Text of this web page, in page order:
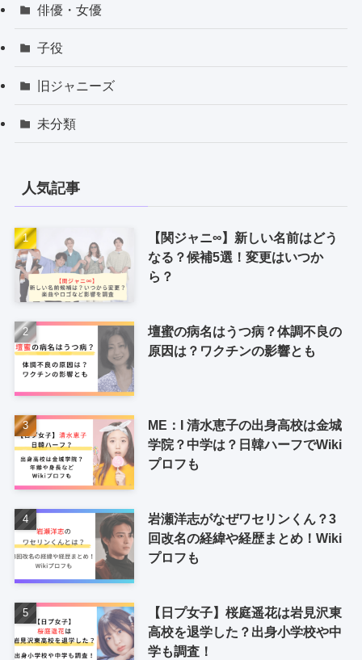
俳優・女優
子役
旧ジャニーズ
未分類
人気記事
【関ジャニ∞】新しい名前はどう
なる？候補5選！変更はいつか
ら？
壇蜜の病名はうつ病？体調不良の
原因は？ワクチンの影響とも
ME：I 清水恵子の出身高校は金城
学院？中学は？日韓ハーフでWiki
プロフも
岩瀬洋志がなぜワセリンくん？3
回改名の経緯や経歴まとめ！Wiki
プロフも
【日プ女子】桜庭遥花は岩見沢東
高校を退学した？出身小学校や中
学も調査！